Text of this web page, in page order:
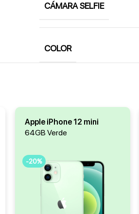
CÁMARA SELFIE
COLOR
Apple iPhone 12 mini
64GB Verde
-20%